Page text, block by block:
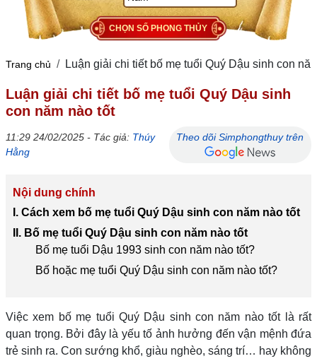
CHỌN SỐ PHONG THỦY
Trang chủ Luận giải chi tiết bố mẹ tuổi Quý Dậu sinh con
Luận giải chi tiết bố mẹ tuổi Quý Dậu sinh
con năm nào tốt
11:29 24/02/2025 - Tác giả: Thúy
Hằng
Theo dõi Simphongthuy trên
Nội dung chính
I. Cách xem bố mẹ tuổi Quý Dậu sinh con năm nào tốt
II. Bố mẹ tuổi Quý Dậu sinh con năm nào tốt​​​​​
Bố mẹ tuổi Dậu 1993 sinh con năm nào tốt?
Bố hoặc mẹ tuổi Quý Dậu sinh con năm nào tốt?
Việc xem bố mẹ tuổi Quý Dậu sinh con năm nào tốt là rất
quan trọng. Bởi đây là yếu tố ảnh hưởng đến vận mệnh đứa
trẻ sinh ra. Con sướng khổ, giàu nghèo, sáng trí… hay không